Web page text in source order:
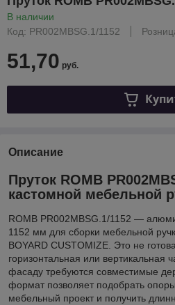
В наличии
Код: PR002MBSG.1/1152
51,70 руб.
Описание
Пруток ROMB
кастомной мебельной
ROMB PR002MBSG.1/1152 —
1152 мм для сборки мебельной
BOYARD CUSTOMIZE. Это не
горизонтальная или вертикальная
фасаду требуются совместимые
формат позволяет подобрать
мебельный проект и получить